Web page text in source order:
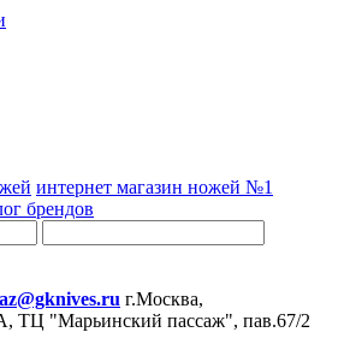
интернет магазин ножей №1
брендов
г.Москва,
ТЦ "Марьинский пассаж", пав.67/2